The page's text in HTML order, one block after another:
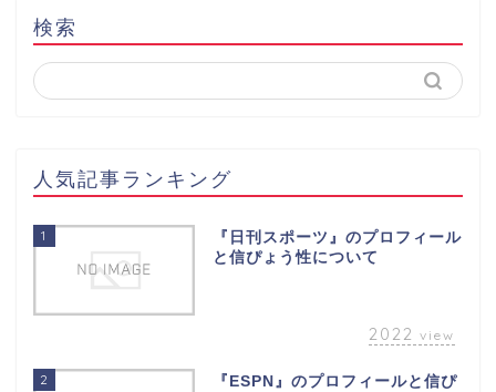
検索
人気記事ランキング
1
『日刊スポーツ』のプロフィール
と信ぴょう性について
2022 view
2
『ESPN』のプロフィールと信ぴ